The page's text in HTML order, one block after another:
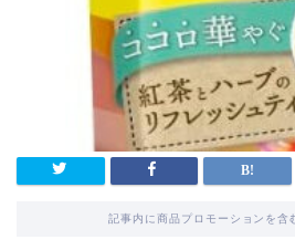
記事内に商品プロモーションを含